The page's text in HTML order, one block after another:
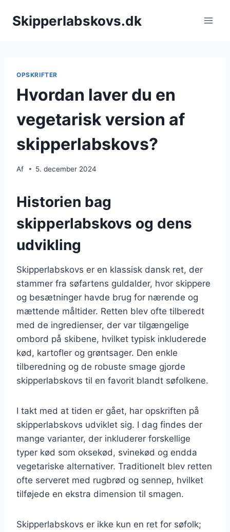
Skipperlabskovs.dk
OPSKRIFTER
Hvordan laver du en
vegetarisk version af
skipperlabskovs?
Af 5. december 2024
Historien bag
skipperlabskovs og dens
udvikling
Skipperlabskovs er en klassisk dansk ret, der
stammer fra søfartens guldalder, hvor skippere
og besætninger havde brug for nærende og
mættende måltider. Retten blev ofte tilberedt
med de ingredienser, der var tilgængelige
ombord på skibene, hvilket typisk inkluderede
kød, kartofler og grøntsager. Den enkle
tilberedning og de robuste smage gjorde
skipperlabskovs til en favorit blandt søfolkene.
I takt med at tiden er gået, har opskriften på
skipperlabskovs udviklet sig. I dag findes der
mange varianter, der inkluderer forskellige
typer kød som oksekød, svinekød og endda
vegetariske alternativer. Traditionelt blev retten
ofte serveret med rugbrød og sennep, hvilket
tilføjede en ekstra dimension til smagen.
Skipperlabskovs er ikke kun en ret for søfolk;